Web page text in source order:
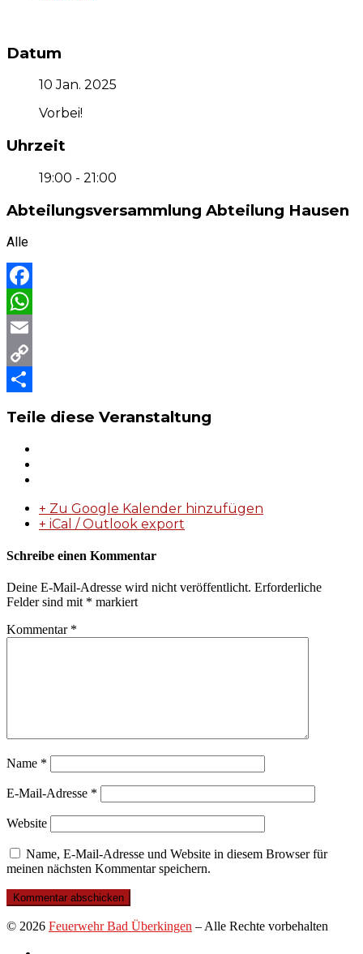
Datum
10 Jan. 2025
Vorbei!
Uhrzeit
19:00 - 21:00
Abteilungsversammlung Abteilung Hausen
Alle
Facebook
WhatsApp
Email
Copy
Teile diese Veranstaltung
+ Zu Google Kalender hinzufügen
+ iCal / Outlook export
Schreibe einen Kommentar
Deine E-Mail-Adresse wird nicht veröffentlicht. Erforderliche
Felder sind mit * markiert
Kommentar *
Name *
E-Mail-Adresse *
Website
Name, E-Mail-Adresse und Website in diesem Browser für
meinen nächsten Kommentar speichern.
© 2026 Feuerwehr Bad Überkingen – Alle Rechte vorbehalten